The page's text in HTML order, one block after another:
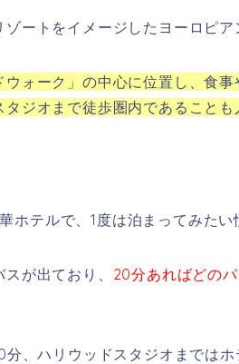
ートをイメージしたヨーロピア
ウォーク」の中心に位置し、食
タジオまで徒歩圏内であること
ホテルで、1度は泊まってみたい
が出ており、 20分あればどの
分、ハリウッドスタジオまでは